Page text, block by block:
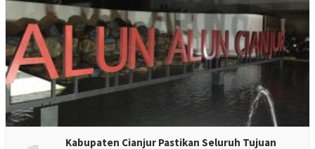
Kabupaten Cianjur Pastikan Seluruh Tujuan